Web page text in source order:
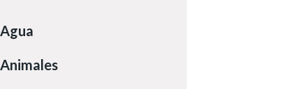
Agua
Animales